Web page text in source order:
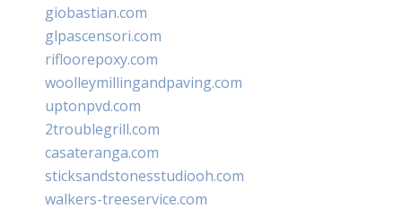
giobastian.com
glpascensori.com
rifloorepoxy.com
woolleymillingandpaving.com
uptonpvd.com
2troublegrill.com
casateranga.com
sticksandstonesstudiooh.com
walkers-treeservice.com